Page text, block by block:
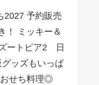
2027 予約販売
！ ミッキー＆
ートピア2 日
ッズもいっぱ
せち料理◎